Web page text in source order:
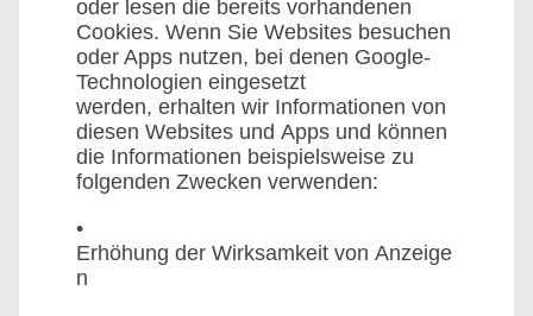
oder lesen die bereits vorhandenen
Cookies. Wenn Sie Websites besuchen
oder Apps nutzen, bei denen Google-
Technologien eingesetzt
werden, erhalten wir Informationen von
diesen Websites und Apps und können
die Informationen beispielsweise zu
folgenden Zwecken verwenden:
•
Erhöhung der Wirksamkeit von Anzeige
n